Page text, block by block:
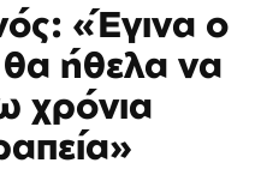
«Έγινα ο
ήθελα να
χρόνια